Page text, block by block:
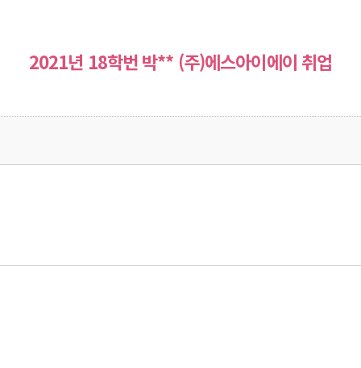
2021년 18학번 박** (주)에스아이에이 취업